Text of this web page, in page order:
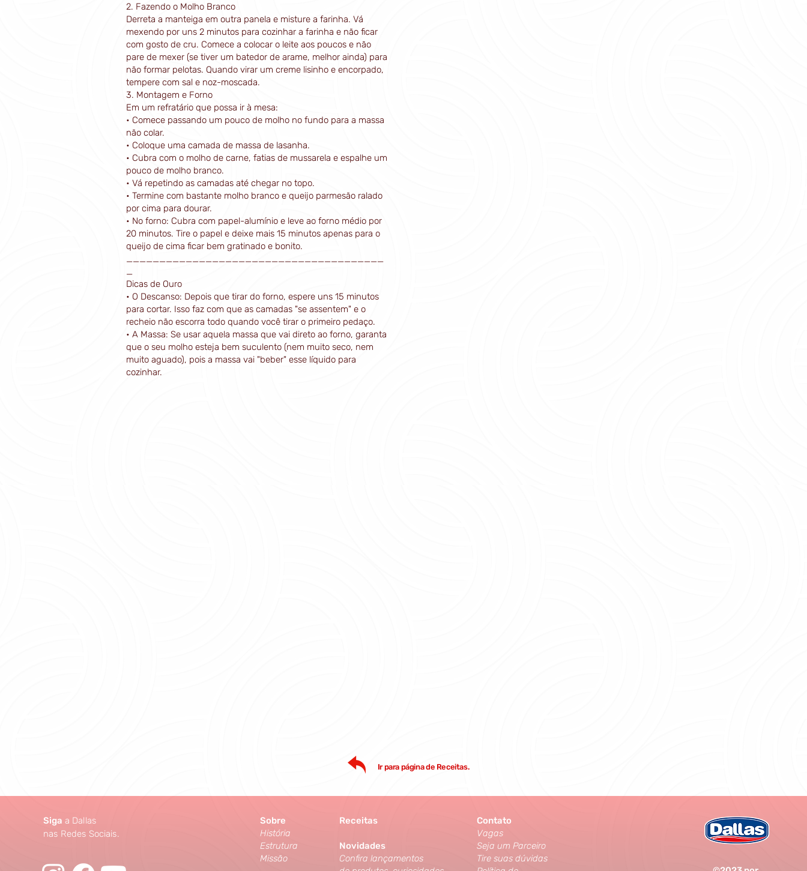
2. Fazendo o Molho Branco
Derreta a manteiga em outra panela e misture a farinha. Vá
mexendo por uns 2 minutos para cozinhar a farinha e não ficar
com gosto de cru. Comece a colocar o leite aos poucos e não
pare de mexer (se tiver um batedor de arame, melhor ainda) para
não formar pelotas. Quando virar um creme lisinho e encorpado,
tempere com sal e noz-moscada.
3. Montagem e Forno
Em um refratário que possa ir à mesa:
• Comece passando um pouco de molho no fundo para a massa
não colar.
• Coloque uma camada de massa de lasanha.
• Cubra com o molho de carne, fatias de mussarela e espalhe um
pouco de molho branco.
• Vá repetindo as camadas até chegar no topo.
• Termine com bastante molho branco e queijo parmesão ralado
por cima para dourar.
• No forno: Cubra com papel-alumínio e leve ao forno médio por
20 minutos. Tire o papel e deixe mais 15 minutos apenas para o
queijo de cima ficar bem gratinado e bonito.
_______________________________________
_
Dicas de Ouro
• O Descanso: Depois que tirar do forno, espere uns 15 minutos
para cortar. Isso faz com que as camadas "se assentem" e o
recheio não escorra todo quando você tirar o primeiro pedaço.
• A Massa: Se usar aquela massa que vai direto ao forno, garanta
que o seu molho esteja bem suculento (nem muito seco, nem
muito aguado), pois a massa vai "beber" esse líquido para
cozinhar.
Ir para página de Receitas.
Siga a Dallas
nas Redes Sociais.
Sobre
História
Estrutura
Missão
Receitas
Novidades
Confira lançamentos
Contato
Vagas
Seja um Parceiro
Tire suas dúvidas